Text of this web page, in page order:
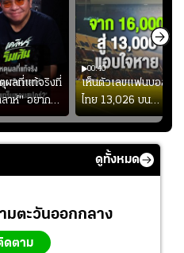
ตุผลที่แท้จริงที่
ลาห์" อยาก
"แทร็บซอนส
00:40
เห็นตัวเลขแฟนบอล
ไทย 13,026 บน
สกอร์บอร์ดแล้วแอบ
ใจหาย น้อยกว่านัดที่
แล้วเจอมาเลเซียตั้ง
ดูทั้งหมด
มตะวันออกกลาง
ดตาม